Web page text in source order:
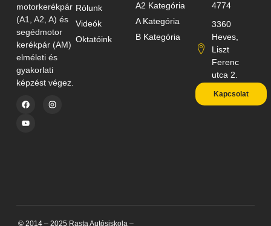
motorkerékpár
(A1, A2, A) és
segédmotor
kerékpár (AM)
elméleti és
gyakorlati
képzést végez.
Rólunk
Videók
Oktatóink
A2 Kategória
A Kategória
B Kategória
4774
3360
Heves,
Liszt
Ferenc
utca 2.
Kapcsolat
© 2014 – 2025 Rasta Autósiskola –